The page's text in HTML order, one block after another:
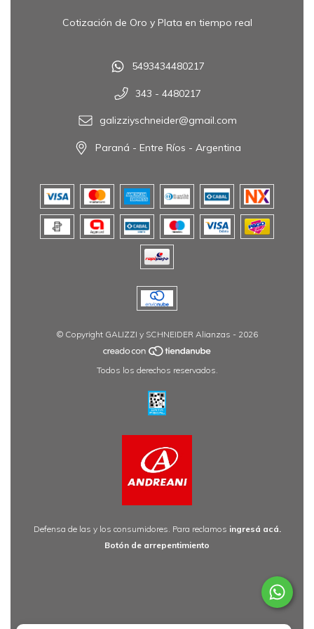
Cotización de Oro y Plata en tiempo real
5493434480217
343 - 4480217
galizziyschneider@gmail.com
Paraná - Entre Ríos - Argentina
© Copyright GALIZZI y SCHNEIDER Alianzas - 2026
Todos los derechos reservados.
Defensa de las y los consumidores. Para reclamos ingresá acá.
Botón de arrepentimiento